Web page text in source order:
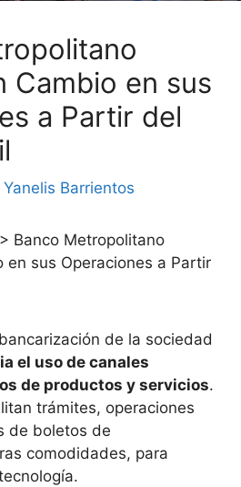
Cambio en sus
a Partir del
Yanelis Barrientos
> Banco Metropolitano
en sus Operaciones a Partir
de la sociedad
el uso de canales
de productos y servicios.
trámites, operaciones
de boletos de
comodidades, para